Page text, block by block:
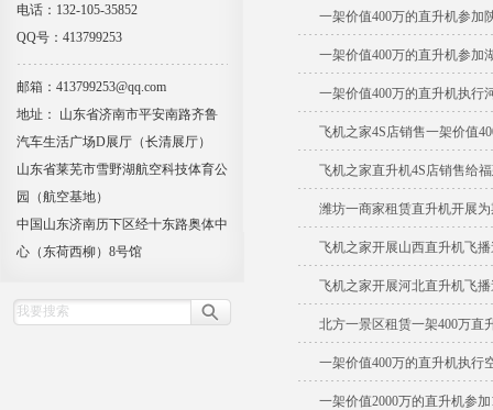
电话：132-105-35852
QQ号：413799253
邮箱：413799253@qq.com
地址： 山东省济南市平安南路齐鲁
汽车生活广场D展厅（长清展厅）
山东省莱芜市雪野湖航空科技体育公
园（航空基地）
中国山东济南历下区经十东路奥体中
心（东荷西柳）8号馆
一架价值400万的直升机参加
一架价值400万的直升机参加
一架价值400万的直升机执行
飞机之家4S店销售一架价值
飞机之家直升机4S店销售给
潍坊一商家租赁直升机开展
飞机之家开展山西直升机飞
飞机之家开展河北直升机飞
北方一景区租赁一架400万直
一架价值400万的直升机执行
一架价值2000万的直升机参